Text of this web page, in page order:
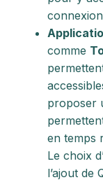
comme
proposer
en temps
Le choix
l’ajout de